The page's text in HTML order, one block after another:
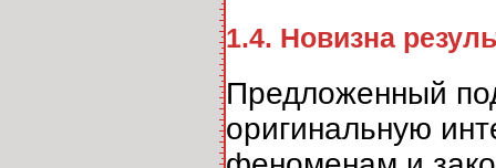
1.4. Новизна
Предложенный
оригинальную